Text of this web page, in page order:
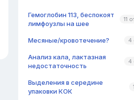
Гемоглобин 113, беспокоят
лимфоузлы на шее
11
Месяные/кровотечение? 4
Анализ кала, лактазная
недостаточность
4
Выделения в середине
упаковки КОК